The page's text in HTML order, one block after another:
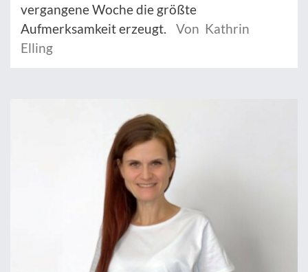
vergangene Woche die größte
Aufmerksamkeit erzeugt.
Von Kathrin
Elling